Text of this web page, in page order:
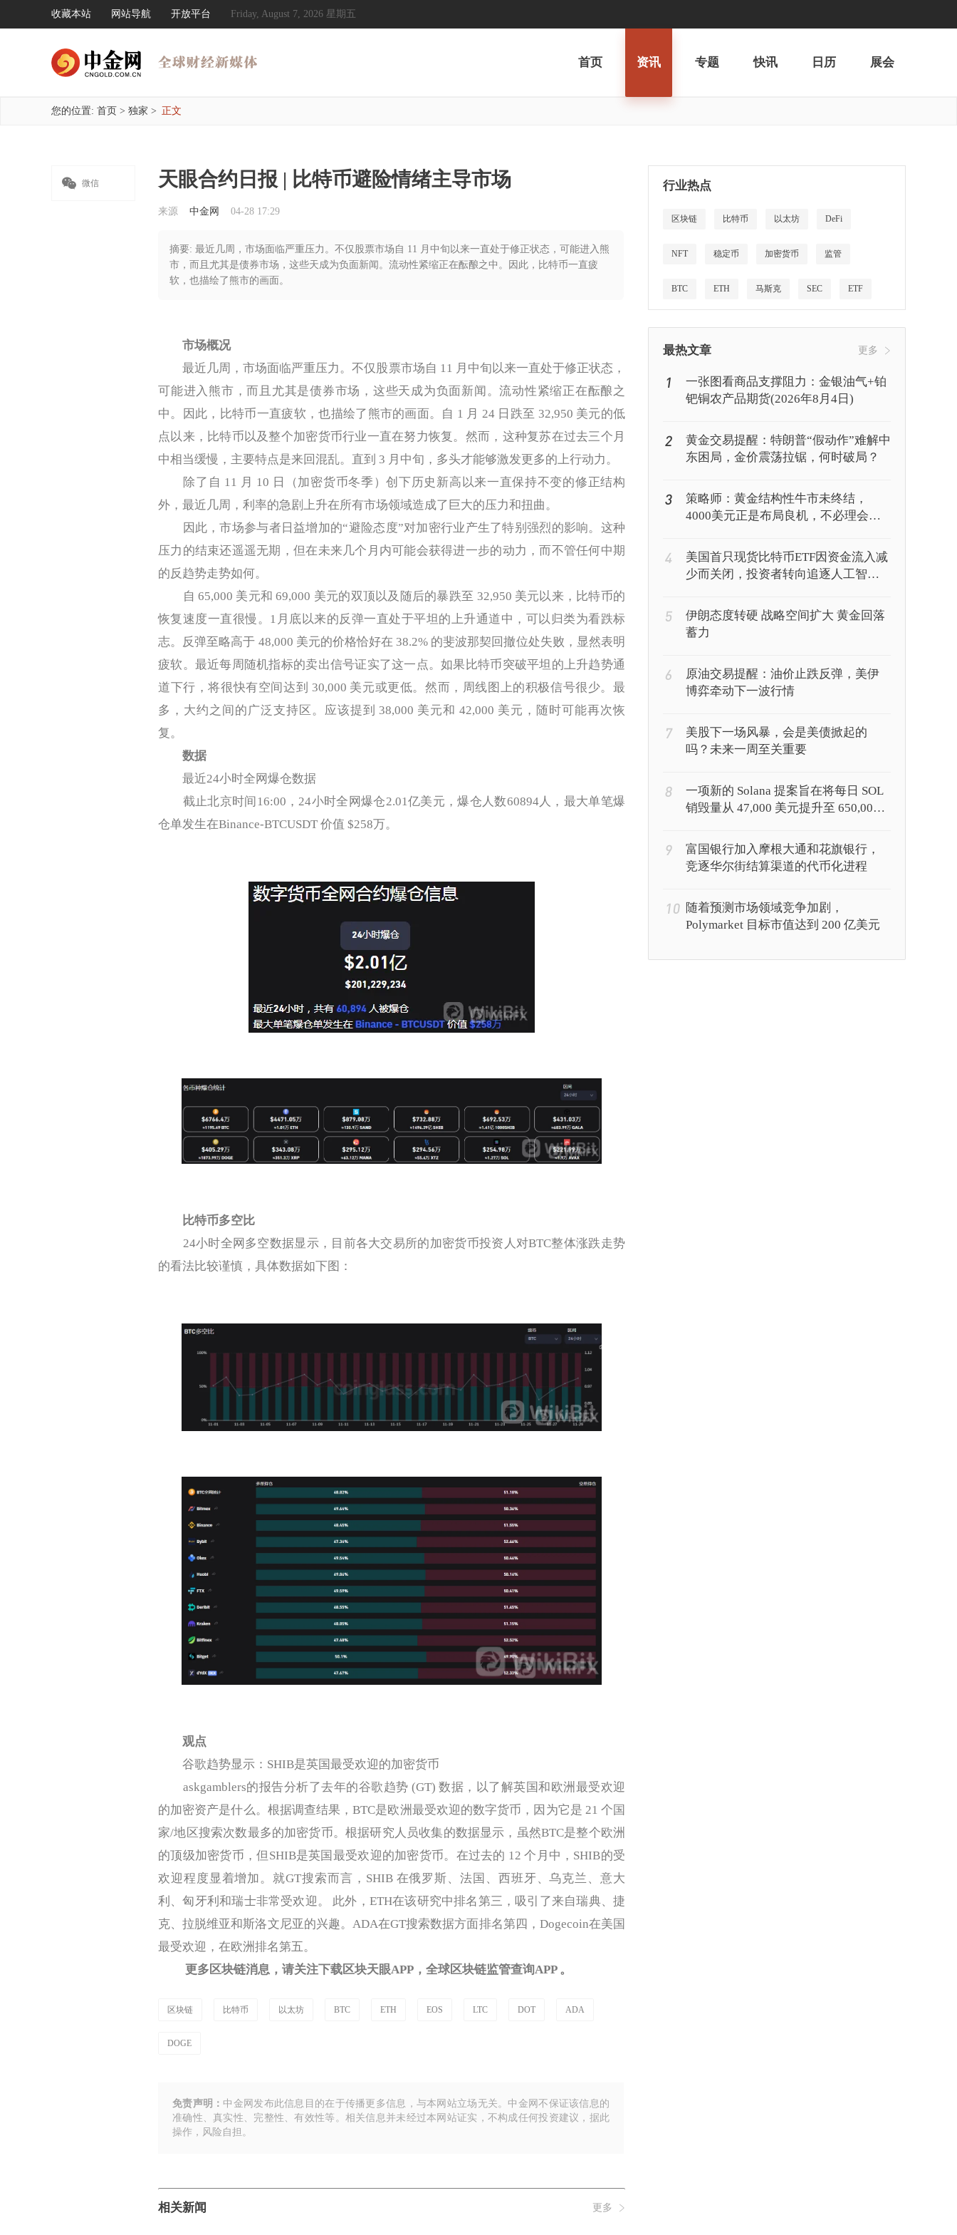
收藏本站 网站导航 开放平台 Friday, August 7, 2026 星期五
首页 资讯 专题 快讯 日历 展会
您的位置: 首页 > 独家 > 正文
 微信 天眼合约日报 | 比特币避险情绪主导市场
来源 中金网 04-28 17:29
摘要: 最近几周，市场面临严重压力。不仅股票市场自 11 月中旬以来一直处于修正状态，可能进入熊
市，而且尤其是债券市场，这些天成为负面新闻。流动性紧缩正在酝酿之中。因此，比特币一直疲
软，也描绘了熊市的画面。
市场概况
最近几周，市场面临严重压力。不仅股票市场自 11 月中旬以来一直处于修正状态，
可能进入熊市，而且尤其是债券市场，这些天成为负面新闻。流动性紧缩正在酝酿之
中。因此，比特币一直疲软，也描绘了熊市的画面。自 1 月 24 日跌至 32,950 美元的低
点以来，比特币以及整个加密货币行业一直在努力恢复。然而，这种复苏在过去三个月
中相当缓慢，主要特点是来回混乱。直到 3 月中旬，多头才能够激发更多的上行动力。
除了自 11 月 10 日（加密货币冬季）创下历史新高以来一直保持不变的修正结构
外，最近几周，利率的急剧上升在所有市场领域造成了巨大的压力和扭曲。
因此，市场参与者日益增加的“避险态度”对加密行业产生了特别强烈的影响。这种
压力的结束还遥遥无期，但在未来几个月内可能会获得进一步的动力，而不管任何中期
的反趋势走势如何。
自 65,000 美元和 69,000 美元的双顶以及随后的暴跌至 32,950 美元以来，比特币的
恢复速度一直很慢。1月底以来的反弹一直处于平坦的上升通道中，可以归类为看跌标
志。反弹至略高于 48,000 美元的价格恰好在 38.2% 的斐波那契回撤位处失败，显然表明
疲软。最近每周随机指标的卖出信号证实了这一点。如果比特币突破平坦的上升趋势通
道下行，将很快有空间达到 30,000 美元或更低。然而，周线图上的积极信号很少。最
多，大约之间的广泛支持区。应该提到 38,000 美元和 42,000 美元，随时可能再次恢
复。
数据
最近24小时全网爆仓数据
截止北京时间16:00，24小时全网爆仓2.01亿美元，爆仓人数60894人，最大单笔爆
仓单发生在Binance-BTCUSDT 价值 $258万。
比特币多空比
24小时全网多空数据显示，目前各大交易所的加密货币投资人对BTC整体涨跌走势
的看法比较谨慎，具体数据如下图：
观点
谷歌趋势显示：SHIB是英国最受欢迎的加密货币
askgamblers的报告分析了去年的谷歌趋势 (GT) 数据，以了解英国和欧洲最受欢迎
的加密资产是什么。根据调查结果，BTC是欧洲最受欢迎的数字货币，因为它是 21 个国
家/地区搜索次数最多的加密货币。根据研究人员收集的数据显示，虽然BTC是整个欧洲
的顶级加密货币，但SHIB是英国最受欢迎的加密货币。在过去的 12 个月中，SHIB的受
欢迎程度显着增加。就GT搜索而言，SHIB 在俄罗斯、法国、西班牙、乌克兰、意大
利、匈牙利和瑞士非常受欢迎。 此外，ETH在该研究中排名第三，吸引了来自瑞典、捷
克、拉脱维亚和斯洛文尼亚的兴趣。ADA在GT搜索数据方面排名第四，Dogecoin在美国
最受欢迎，在欧洲排名第五。
更多区块链消息，请关注下载区块天眼APP，全球区块链监管查询APP 。
区块链 比特币 以太坊 BTC ETH EOS LTC DOT ADA
DOGE
免责声明： 中金网发布此信息目的在于传播更多信息，与本网站立场无关。中金网不保证该信息的
准确性、真实性、完整性、有效性等。相关信息并未经过本网站证实，不构成任何投资建议，据此
操作，风险自担。
相关新闻 更多
行业热点
区块链 比特币 以太坊 DeFi
NFT 稳定币 加密货币 监管
BTC ETH 马斯克 SEC ETF
最热文章 更多
1
一张图看商品支撑阻力：金银油气+铂
钯铜农产品期货(2026年8月4日)
2
黄金交易提醒：特朗普“假动作”难解中
东困局，金价震荡拉锯，何时破局？
3
策略师：黄金结构性牛市未终结，
4000美元正是布局良机，不必理会美
4
美国首只现货比特币ETF因资金流入减
少而关闭，投资者转向追逐人工智能
5
伊朗态度转硬 战略空间扩大 黄金回落
蓄力
6
原油交易提醒：油价止跌反弹，美伊
博弈牵动下一波行情
7
美股下一场风暴，会是美债掀起的
吗？未来一周至关重要
8
一项新的 Solana 提案旨在将每日 SOL
销毁量从 47,000 美元提升至 650,000
9
富国银行加入摩根大通和花旗银行，
竞逐华尔街结算渠道的代币化进程
10 随着预测市场领域竞争加剧，
Polymarket 目标市值达到 200 亿美元